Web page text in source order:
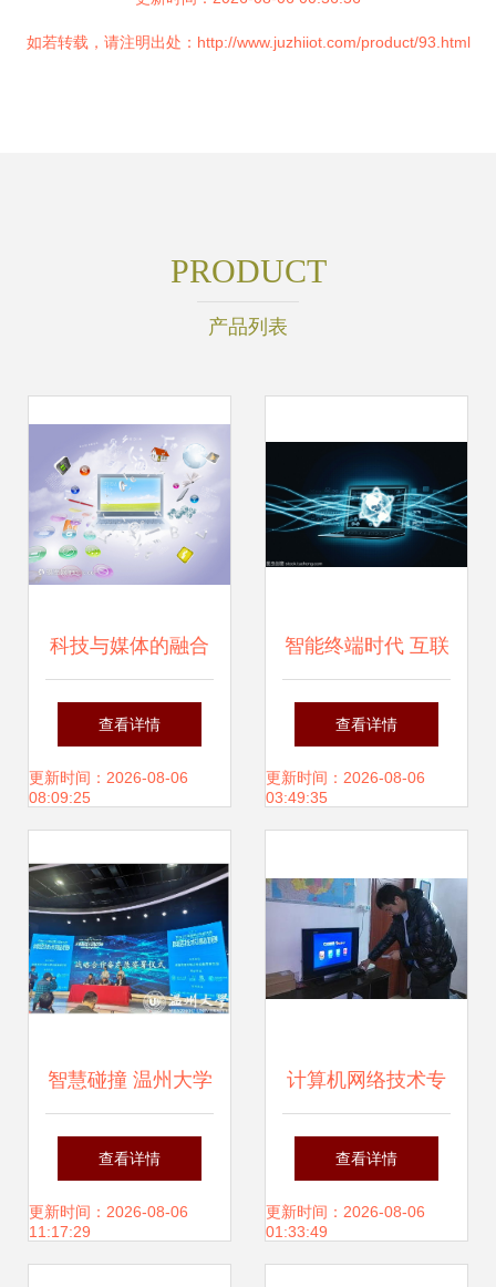
如若转载，请注明出处：http://www.juzhiiot.com/product/93.html
PRODUCT
产品列表
科技与媒体的融合
之翼 笔记本电脑上
的未来视角
查看详情
更新时间：2026-08-06
08:09:25
智能终端时代 互联
网宽带与笔记本电
脑的技术融合
查看详情
更新时间：2026-08-06
03:49:35
智慧碰撞 温州大学
成功承办2020年中
国高校计算机大赛
查看详情
更新时间：2026-08-06
11:17:29
计算机网络技术专
业下企业实践总结
——走进网络科技
查看详情
更新时间：2026-08-06
01:33:49